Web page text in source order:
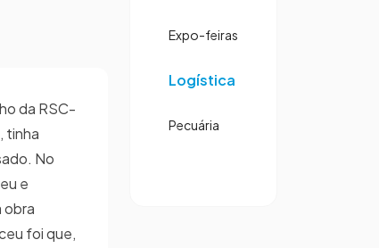
da RSC-
tinha
No
e
obra
foi que,
Expo-feiras
Logística
Pecuária